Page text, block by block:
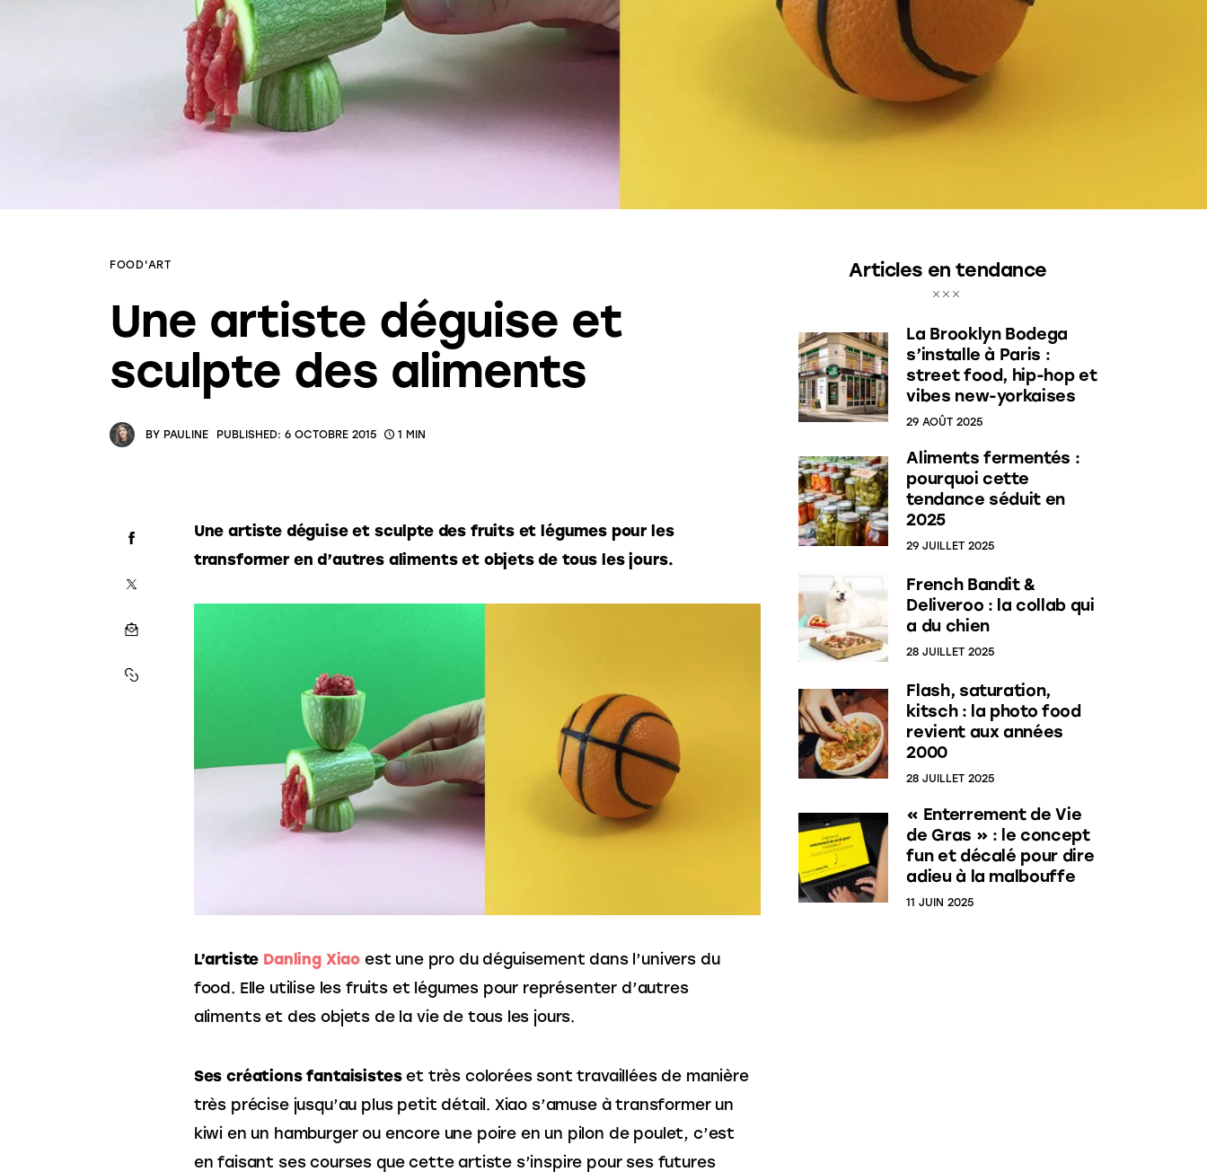
FOOD'ART
Une artiste déguise et
sculpte des aliments
BY PAULINE PUBLISHED: 6 OCTOBRE 2015 1 MIN
Une artiste déguise et sculpte des fruits et légumes pour les
transformer en d’autres aliments et objets de tous les jours.
L’artiste Danling Xiao est une pro du déguisement dans l’univers du
food. Elle utilise les fruits et légumes pour représenter d’autres
aliments et des objets de la vie de tous les jours.
Ses créations fantaisistes et très colorées sont travaillées de manière
très précise jusqu’au plus petit détail. Xiao s’amuse à transformer un
kiwi en un hamburger ou encore une poire en un pilon de poulet, c’est
en faisant ses courses que cette artiste s’inspire pour ses futures
Articles en tendance
La Brooklyn Bodega
s’installe à Paris :
street food, hip-hop et
vibes new-yorkaises
29 AOÛT 2025
Aliments fermentés :
pourquoi cette
tendance séduit en
2025
29 JUILLET 2025
French Bandit &
Deliveroo : la collab qui
a du chien
28 JUILLET 2025
Flash, saturation,
kitsch : la photo food
revient aux années
2000
28 JUILLET 2025
« Enterrement de Vie
de Gras » : le concept
fun et décalé pour dire
adieu à la malbouffe
11 JUIN 2025